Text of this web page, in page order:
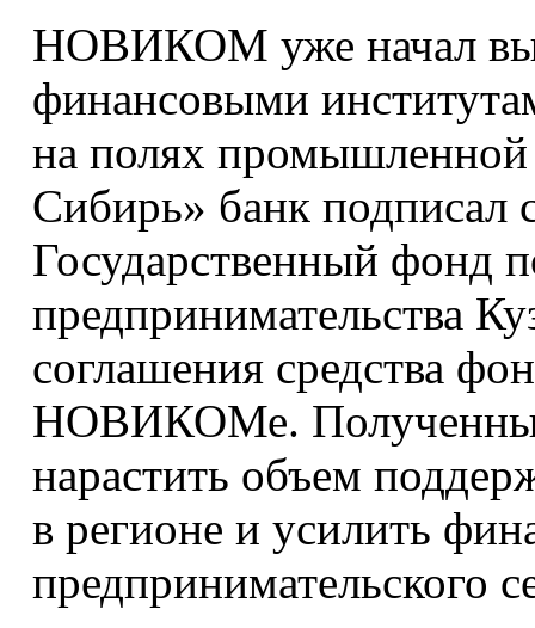
НОВИКОМ уже начал
финансовыми
на полях
Сибирь» банк
Государственный фонд
предпринимательства
соглашения средства
НОВИКОМе. Полученный
нарастить объем
в регионе и усилить
предпринимательского